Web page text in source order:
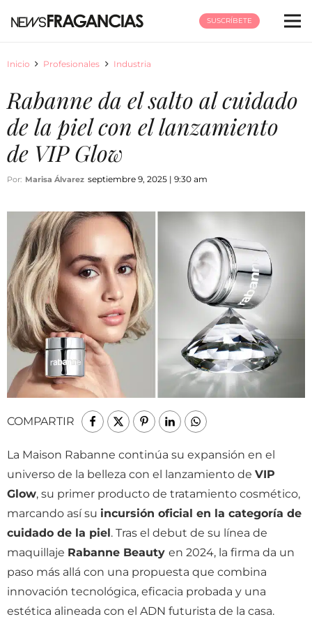
SUSCRÍBETE
Inicio Profesionales Industria
Rabanne da el salto al cuidado
de la piel con el lanzamiento
de VIP Glow
Por: Marisa Álvarez septiembre 9, 2025 | 9:30 am
COMPARTIR
La Maison Rabanne continúa su expansión en el
universo de la belleza con el lanzamiento de VIP
Glow, su primer producto de tratamiento cosmético,
marcando así su incursión oficial en la categoría de
cuidado de la piel. Tras el debut de su línea de
maquillaje Rabanne Beauty en 2024, la firma da un
paso más allá con una propuesta que combina
innovación tecnológica, eficacia probada y una
estética alineada con el ADN futurista de la casa.